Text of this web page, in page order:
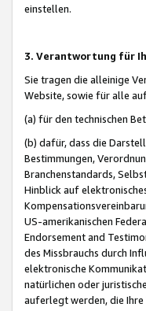
einstellen.
3. Verantwortung für
Sie tragen die alleinige
Website, sowie für alle
(a) für den technischen
(b) dafür, dass die
Bestimmungen,
Branchenstandards,
Hinblick auf
US-amerikanischen
Endorsement and
des Missbrauchs durch
elektronische
natürlichen oder
auferlegt werden, die